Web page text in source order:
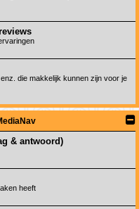
die makkelijk kunnen zijn voor je
& antwoord)
heeft